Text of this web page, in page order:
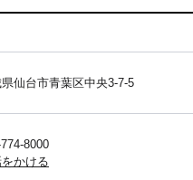
仙台市青葉区中央3-7-5
8000
かける